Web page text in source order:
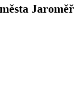
města Jaroměř